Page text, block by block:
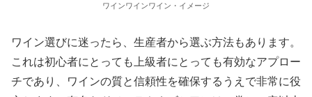
ワインワインワイン・イメージ
ワイン選びに迷ったら、生産者から選ぶ方法もあります。
これは初心者にとっても上級者にとっても有効なアプロー
チであり、ワインの質と信頼性を確保するうえで非常に役